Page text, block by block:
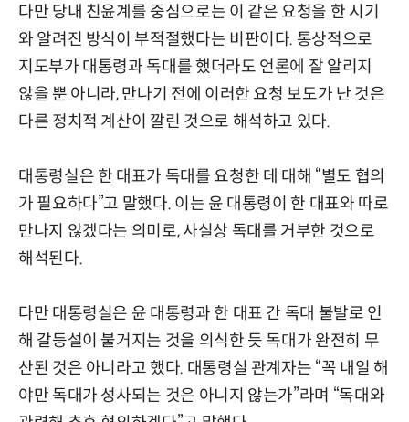
다만 당내 친윤계를 중심으로는 이 같은 요청을 한 시기
와 알려진 방식이 부적절했다는 비판이다. 통상적으로
지도부가 대통령과 독대를 했더라도 언론에 잘 알리지
않을 뿐 아니라, 만나기 전에 이러한 요청 보도가 난 것은
다른 정치적 계산이 깔린 것으로 해석하고 있다.
대통령실은 한 대표가 독대를 요청한 데 대해 “별도 협의
가 필요하다”고 말했다. 이는 윤 대통령이 한 대표와 따로
만나지 않겠다는 의미로, 사실상 독대를 거부한 것으로
해석된다.
다만 대통령실은 윤 대통령과 한 대표 간 독대 불발로 인
해 갈등설이 불거지는 것을 의식한 듯 독대가 완전히 무
산된 것은 아니라고 했다. 대통령실 관계자는 “꼭 내일 해
야만 독대가 성사되는 것은 아니지 않는가”라며 “독대와